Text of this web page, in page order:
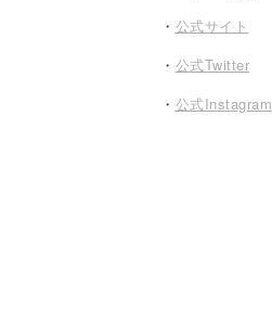
・ 公式サイト
・ 公式Twitter
・ 公式Instagram